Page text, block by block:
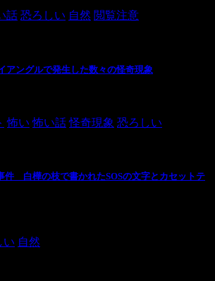
話 恐ろしい 自然 閲覧注意
アングルで発生した数々の怪奇現象
怖い 怖い話 怪奇現象 恐ろしい
件 白樺の枝で書かれたSOSの文字とカセットテ
い 自然